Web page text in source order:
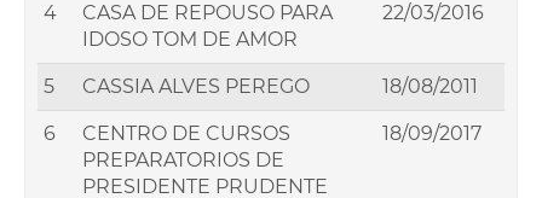
4
CASA DE REPOUSO PARA
IDOSO TOM DE AMOR
22/03/2016
5 CASSIA ALVES PEREGO 18/08/2011
6
CENTRO DE CURSOS
PREPARATORIOS DE
PRESIDENTE PRUDENTE
18/09/2017